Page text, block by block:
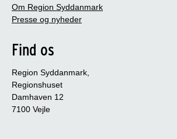
Om Region Syddanmark
Presse og nyheder
Find os
Region Syddanmark,
Regionshuset
Damhaven 12
7100 Vejle